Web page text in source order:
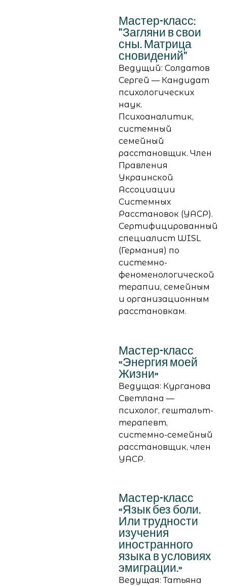
Мастер-класс:
"Загляни в свои
сны. Матрица
сновидений"
Ведущий: Солдатов
Сергей — Кандидат
психологических
наук.
Психоаналитик,
системный
семейный
расстановщик. Член
Правления
Украинской
Ассоциации
Системных
Расстановок (УАСР).
Сертифицированный
специалист WISL
(Германия) по
системно-
феноменологической
терапии, семейным
и организационным
расстановкам.
Мастер-класс
«Энергия моей
Жизни»
Ведущая: Курганова
Светлана —
психолог, гештальт-
терапевт,
системно-семейный
расстановщик, член
УАСР.
Мастер-класс
«Язык без боли.
Или трудности
изучения
иностранного
языка в условиях
эмиграции.»
Ведущая: Татьяна